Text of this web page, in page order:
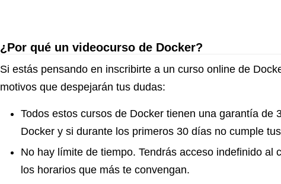
¿Por qué un videocurso de Docker?
Si estás pensando en inscribirte a un curso online de
motivos que despejarán tus dudas:
Todos estos cursos de Docker tienen una garantía
Docker y si durante los primeros 30 días no cumple
No hay límite de tiempo. Tendrás acceso indefinido
los horarios que más te convengan.